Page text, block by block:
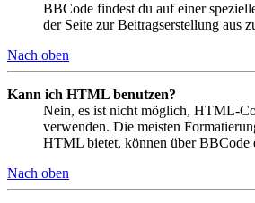
BBCode findest du auf einer
der Seite zur Beitragserstellung aus
Nach oben
Kann ich HTML benutzen?
Nein, es ist nicht möglich, HTML-
verwenden. Die meisten
HTML bietet, können über BBCode
Nach oben